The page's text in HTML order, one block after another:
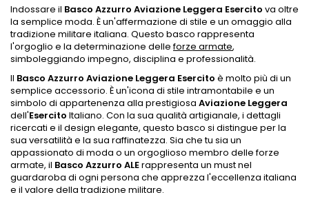
Indossare il Basco Azzurro Aviazione Leggera Esercito va oltre
la semplice moda. È un'affermazione di stile e un omaggio alla
tradizione militare italiana. Questo basco rappresenta
l'orgoglio e la determinazione delleforze armate,
simboleggiando impegno, disciplina e professionalità.
Il Basco Azzurro Aviazione Leggera Esercito è molto più di un
semplice accessorio. È un'icona di stile intramontabile e un
simbolo di appartenenza alla prestigiosa Aviazione Leggera
dell'Esercito Italiano. Con la sua qualità artigianale, i dettagli
ricercati e il design elegante, questo basco si distingue per la
sua versatilità e la sua raffinatezza. Sia che tu sia un
appassionato di moda o un orgoglioso membro delle forze
armate, il Basco Azzurro ALErappresenta un must nel
guardaroba di ogni persona che apprezza l'eccellenza italiana
e il valore della tradizione militare.